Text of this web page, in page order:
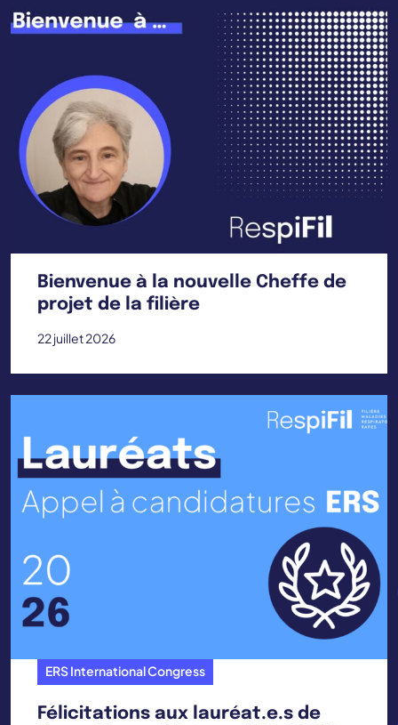
Bienvenue à la nouvelle Cheffe de
projet de la filière
22 juillet 2026
ERS International Congress
Félicitations aux lauréat.e.s de